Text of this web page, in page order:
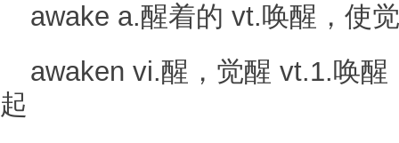
awake a.醒着的 vt.唤醒，使
awaken vi.醒，觉醒 vt.1.唤
起